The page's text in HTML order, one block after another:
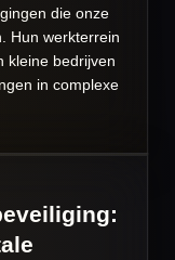
die onze
Hun werkterrein
kleine bedrijven
in complexe